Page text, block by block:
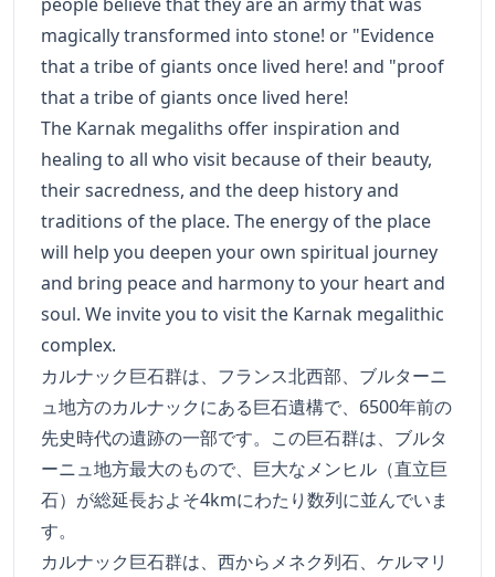
magically transformed into stone! or "Evidence
that a tribe of giants once lived here! and "proof
that a tribe of giants once lived here!
The Karnak megaliths offer inspiration and
healing to all who visit because of their beauty,
their sacredness, and the deep history and
traditions of the place. The energy of the place
will help you deepen your own spiritual journey
and bring peace and harmony to your heart and
soul. We invite you to visit the Karnak megalithic
complex.
カルナック巨石群は、フランス北西部、ブルターニ
ュ地方のカルナックにある巨石遺構で、6500年前の
先史時代の遺跡の一部です。この巨石群は、ブルタ
ーニュ地方最大のもので、巨大なメンヒル（直立巨
石）が総延長およそ4kmにわたり数列に並んでいま
す。
カルナック巨石群は、西からメネク列石、ケルマリ